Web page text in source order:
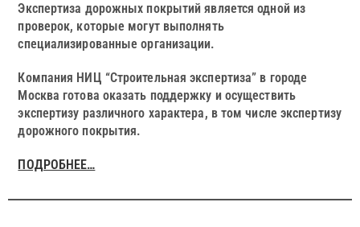
Экспертиза дорожных покрытий является одной из
проверок, которые могут выполнять
специализированные организации.
Компания НИЦ “Строительная экспертиза” в городе
Москва готова оказать поддержку и осуществить
экспертизу различного характера, в том числе экспертизу
дорожного покрытия.
ПОДРОБНЕЕ…